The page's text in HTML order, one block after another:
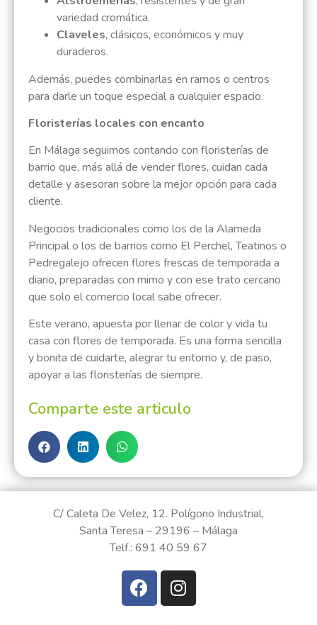
variedad cromática.
Claveles, clásicos, económicos y muy
duraderos.
Además, puedes combinarlas en ramos o centros
para darle un toque especial a cualquier espacio.
Floristerías locales con encanto
En Málaga seguimos contando con floristerías de
barrio que, más allá de vender flores, cuidan cada
detalle y asesoran sobre la mejor opción para cada
cliente.
Negocios tradicionales como los de la Alameda
Principal o los de barrios como El Perchel, Teatinos o
Pedregalejo ofrecen flores frescas de temporada a
diario, preparadas con mimo y con ese trato cercano
que solo el comercio local sabe ofrecer.
Este verano, apuesta por llenar de color y vida tu
casa con flores de temporada. Es una forma sencilla
y bonita de cuidarte, alegrar tu entorno y, de paso,
apoyar a las floristerías de siempre.
Comparte este articulo
C/ Caleta De Velez, 12. Polígono Industrial,
Santa Teresa – 29196 – Málaga
Telf.: 691 40 59 67